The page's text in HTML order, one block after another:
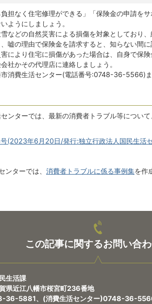
負担なく住宅修理ができる」「保険金の申請を
ようにしましょう。
などの自然災害による損傷を対象としており、
嘘の理由で保険金を請求すると、知らない間
により住宅に損傷があった場合は、自身で保
社かその代理店に連絡しましょう。
消費生活センター(電話番号:0748-36-5566)ま
ンターでは、最新の消費者トラブル等につい
(2023年6月20日/発行:独立行政法人国民生活
ンターでは、 消費者トラブルに係る事例集を作
この記事に関するお問い合
生活課
県近江八幡市桜宮町236番地
36-5881、(消費生活センター)0748-36-